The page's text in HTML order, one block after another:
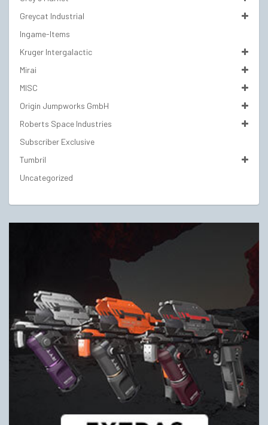
Greycat Industrial
Ingame-Items
Kruger Intergalactic
Mirai
MISC
Origin Jumpworks GmbH
Roberts Space Industries
Subscriber Exclusive
Tumbril
Uncategorized